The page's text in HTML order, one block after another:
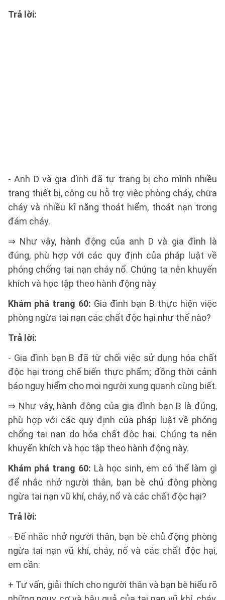
Trả lời:
- Anh D và gia đình đã tự trang bị cho mình nhiều
trang thiết bị, công cụ hỗ trợ việc phòng cháy, chữa
cháy và nhiều kĩ năng thoát hiểm, thoát nạn trong
đám cháy.
⇒ Như vậy, hành động của anh D và gia đình là
đúng, phù hợp với các quy định của pháp luật về
phóng chống tai nạn cháy nổ. Chúng ta nên khuyến
khích và học tập theo hành động này
Khám phá trang 60: Gia đình bạn B thực hiện việc
phòng ngừa tai nạn các chất độc hại như thế nào?
Trả lời:
- Gia đình bạn B đã từ chối việc sử dụng hóa chất
độc hại trong chế biến thực phẩm; đồng thời cảnh
báo nguy hiểm cho mọi người xung quanh cùng biết.
⇒ Như vậy, hành động của gia đình bạn B là đúng,
phù hợp với các quy định của pháp luật về phóng
chống tai nạn do hóa chất độc hại. Chúng ta nên
khuyến khích và học tập theo hành động này.
Khám phá trang 60: Là học sinh, em có thể làm gì
để nhắc nhở người thân, bạn bè chủ động phòng
ngừa tai nạn vũ khí, cháy, nổ và các chất độc hại?
Trả lời:
- Để nhắc nhở người thân, bạn bè chủ động phòng
ngừa tai nạn vũ khí, cháy, nổ và các chất độc hại,
em cần:
+ Tư vấn, giải thích cho người thân và bạn bè hiểu rõ